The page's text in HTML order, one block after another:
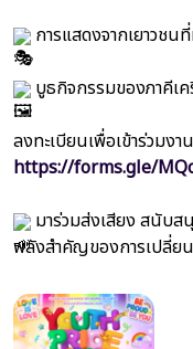
การแสดงจากเยาวชน
บูธกิจกรรมของภาคีเ
ลงทะเบียนเพื่อเข้าร่วมงา
https://forms.gle/
มาร่วมส่งเสียง สนับส
พลังสำคัญของการเปลี่ย